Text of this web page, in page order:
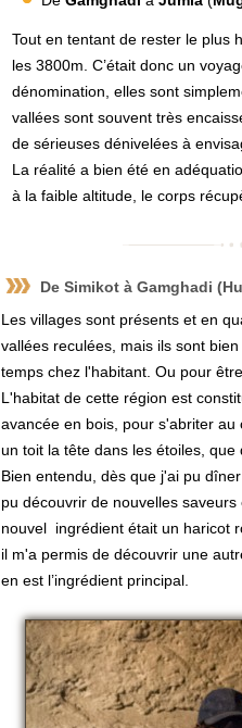
Tout en tentant de rester le plus
les 3800m. C’était donc un
dénomination, elles sont
vallées sont souvent très
de sérieuses dénivelées à
La réalité a bien été en
à la faible altitude, le corps
De Simikot à Gamghadi (
Les villages sont présents et en
vallées reculées, mais ils sont
temps chez l'habitant. Ou pour
L'habitat de cette région est
avancée en bois, pour s'abriter
un toit la tête dans les étoiles, que
Bien entendu, dès que j'ai pu
pu découvrir de nouvelles
nouvel ingrédient était un haricot
il m'a permis de découvrir une
en est l’ingrédient principal.